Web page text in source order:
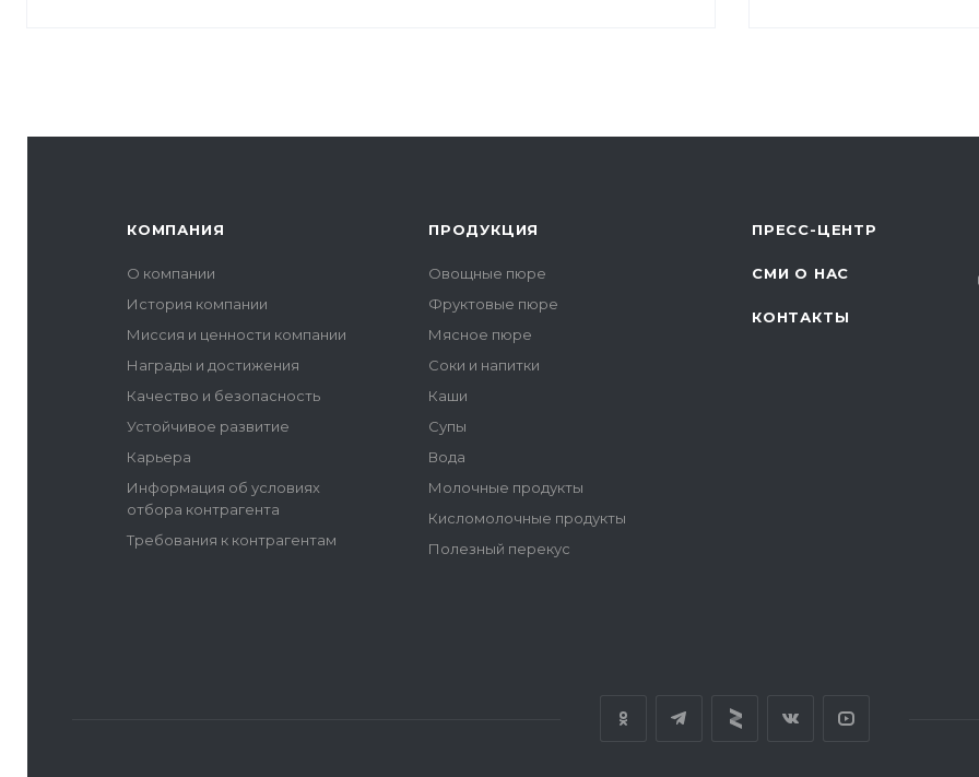
КОМПАНИЯ
О компании
История компании
Миссия и ценности компании
Награды и достижения
Качество и безопасность
Устойчивое развитие
Карьера
Информация об условиях
отбора контрагента
Требования к контрагентам
ПРОДУКЦИЯ
Овощные пюре
Фруктовые пюре
Мясное пюре
Соки и напитки
Каши
Супы
Вода
Молочные продукты
Кисломолочные продукты
Полезный перекус
ПРЕСС-ЦЕНТР
СМИ О НАС
КОНТАКТЫ